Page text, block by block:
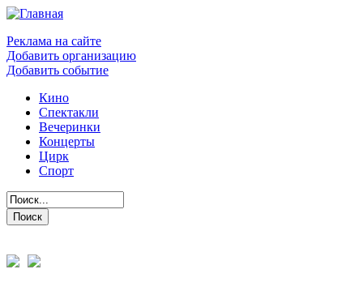
Реклама на сайте
Добавить организацию
Добавить событие
Кино
Спектакли
Вечеринки
Концерты
Цирк
Спорт